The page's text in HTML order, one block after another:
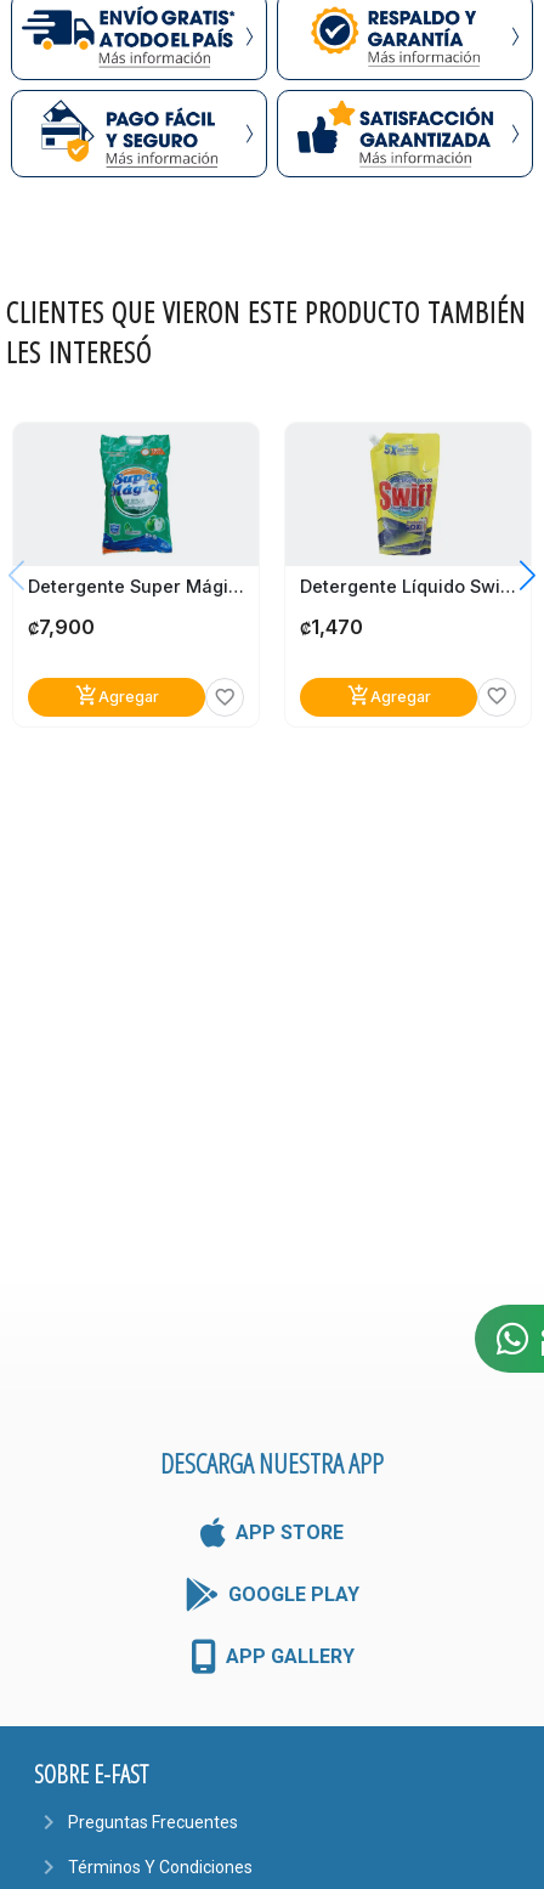
CLIENTES QUE VIERON ESTE PRODUCTO TAMBIÉN
LES INTERESÓ
Detergente Super Mágico Manzana Verde 8Kg
₡7,900
add_shopping_cartAgregar favorite_border
Detergente Líquido Swift Bicarbonato Doy Pack 900Ml
₡1,470
add_shopping_cartAgregar favorite_border
DESCARGA NUESTRA APP
APP STORE
GOOGLE PLAY
APP GALLERY
SOBRE E-FAST
navigate_next Preguntas Frecuentes
navigate_next Términos Y Condiciones